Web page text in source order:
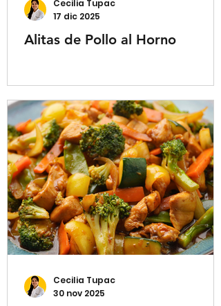
Alitas de Pollo al Horno
Cecilia Tupac
17 dic 2025
Cecilia Tupac
30 nov 2025